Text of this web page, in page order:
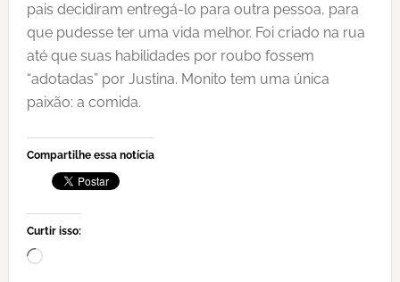
pais decidiram entregá-lo para outra pessoa, para
que pudesse ter uma vida melhor. Foi criado na rua
até que suas habilidades por roubo fossem
“adotadas” por Justina. Monito tem uma única
paixão: a comida.
Compartilhe essa notícia
Curtir isso:
Carregando...